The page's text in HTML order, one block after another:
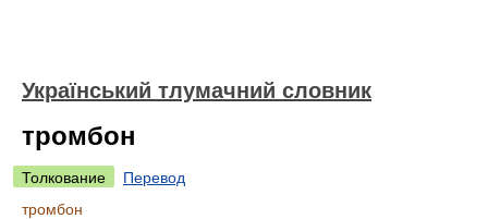
Український тлумачний словник
тромбон
Толкование
Перевод
тромбон